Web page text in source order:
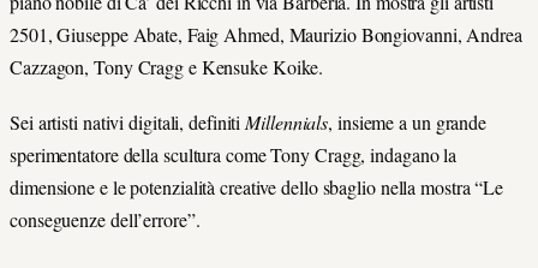
2501, Giuseppe Abate, Faig Ahmed, Maurizio Bongiovanni, Andrea
Cazzagon, Tony Cragg e Kensuke Koike.
Sei artisti nativi digitali, definitiMillennials, insieme a un grande
sperimentatore della scultura come Tony Cragg, indagano la
dimensione e le potenzialità creative dello sbaglio nella mostra “Le
conseguenze dell’errore”.